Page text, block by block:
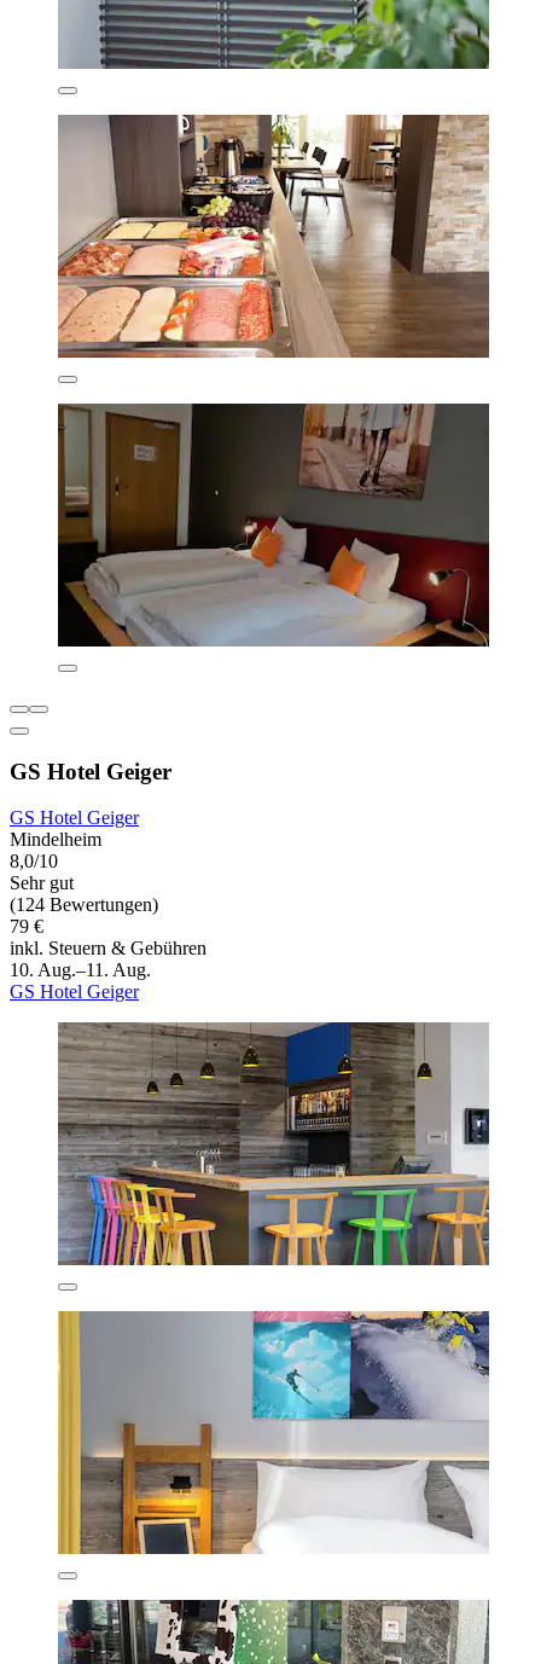
GS Hotel Geiger
GS Hotel Geiger
Mindelheim
8,0/10
Sehr gut
(124 Bewertungen)
79 €
inkl. Steuern & Gebühren
10. Aug.–11. Aug.
GS Hotel Geiger